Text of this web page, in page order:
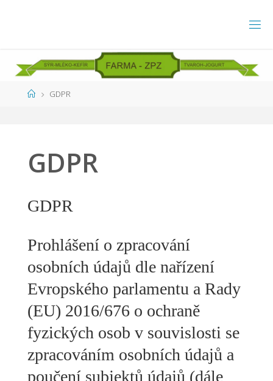
HomeGDPR
GDPR
GDPR
Prohlášení o zpracování
osobních údajů dle nařízení
Evropského parlamentu a Rady
(EU) 2016/676 o ochraně
fyzických osob v souvislosti se
zpracováním osobních údajů a
poučení subjektů údajů (dále